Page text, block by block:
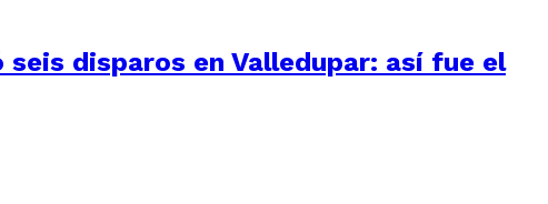
disparos en Valledupar: así fue el